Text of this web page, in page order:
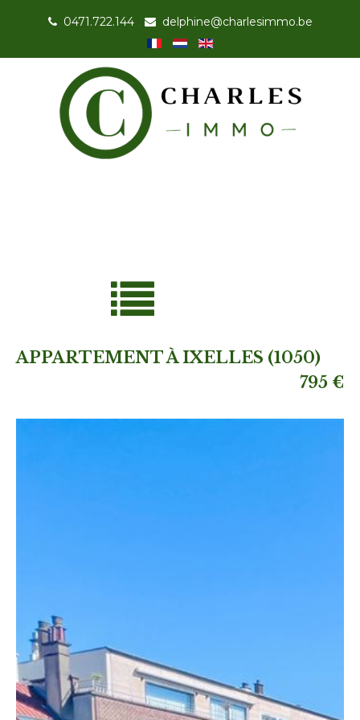
0471.722.144- delphine@charlesimmo.be
APPARTEMENT À IXELLES (1050)
795 €